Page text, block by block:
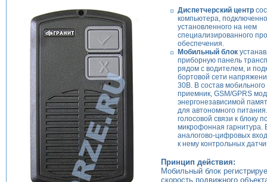
Диспетчерский центр
компьютера,
установленного на нем
специализированного
обеспечения.
Мобильный блок
приборную панель
рядом с водителем, и
бортовой сети
30В. В состав мобильного
приемник, GSM/GPRS
энергонезависимой
для автономного
голосовой связи к блоку
микрофонная гарнитура.
аналогово-цифровых
к нему контрольных
Принцип действия:
Мобильный блок
скорость подвижного